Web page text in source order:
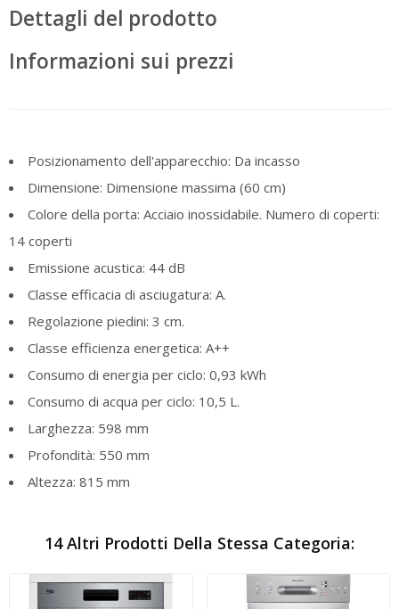
Dettagli del prodotto
Informazioni sui prezzi
Posizionamento dell'apparecchio: Da incasso
Dimensione: Dimensione massima (60 cm)
Colore della porta: Acciaio inossidabile. Numero di coperti:
14 coperti
Emissione acustica: 44 dB
Classe efficacia di asciugatura: A.
Regolazione piedini: 3 cm.
Classe efficienza energetica: A++
Consumo di energia per ciclo: 0,93 kWh
Consumo di acqua per ciclo: 10,5 L.
Larghezza: 598 mm
Profondità: 550 mm
Altezza: 815 mm
14 Altri Prodotti Della Stessa Categoria: